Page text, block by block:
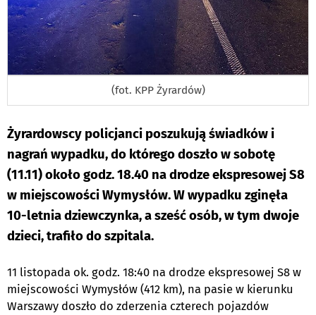
(fot. KPP Żyrardów)
Żyrardowscy policjanci poszukują świadków i
nagrań wypadku, do którego doszło w sobotę
(11.11) około godz. 18.40 na drodze ekspresowej S8
w miejscowości Wymysłów. W wypadku zginęła
10-letnia dziewczynka, a sześć osób, w tym dwoje
dzieci, trafiło do szpitala.
11 listopada ok. godz. 18:40 na drodze ekspresowej S8 w
miejscowości Wymysłów (412 km), na pasie w kierunku
Warszawy doszło do zderzenia czterech pojazdów